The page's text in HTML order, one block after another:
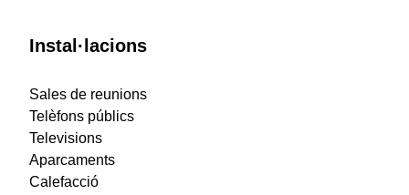
Instal·lacions
Sales de reunions
Telèfons públics
Televisions
Aparcaments
Calefacció